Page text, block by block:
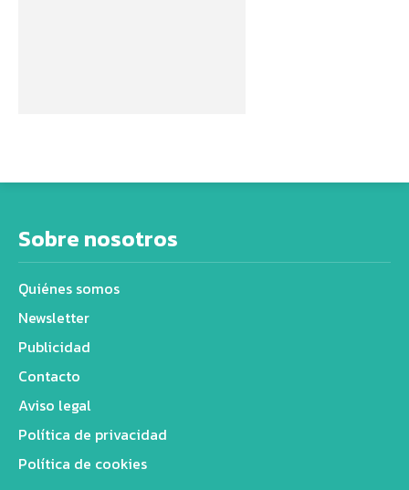
Sobre nosotros
Quiénes somos
Newsletter
Publicidad
Contacto
Aviso legal
Política de privacidad
Política de cookies